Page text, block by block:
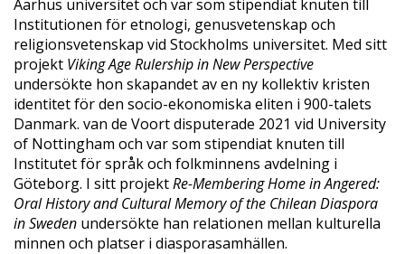
Aarhus universitet och var som stipendiat knuten till
Institutionen för etnologi, genusvetenskap och
religionsvetenskap vid Stockholms universitet. Med sitt
projekt Viking Age Rulership in New Perspective
undersökte hon skapandet av en ny kollektiv kristen
identitet för den socio-ekonomiska eliten i 900-talets
Danmark. van de Voort disputerade 2021 vid University
of Nottingham och var som stipendiat knuten till
Institutet för språk och folkminnens avdelning i
Göteborg. I sitt projektRe-Membering Home in Angered:
Oral History and Cultural Memory of the Chilean Diaspora
in Sweden undersökte han relationen mellan kulturella
minnen och platser i diasporasamhällen.